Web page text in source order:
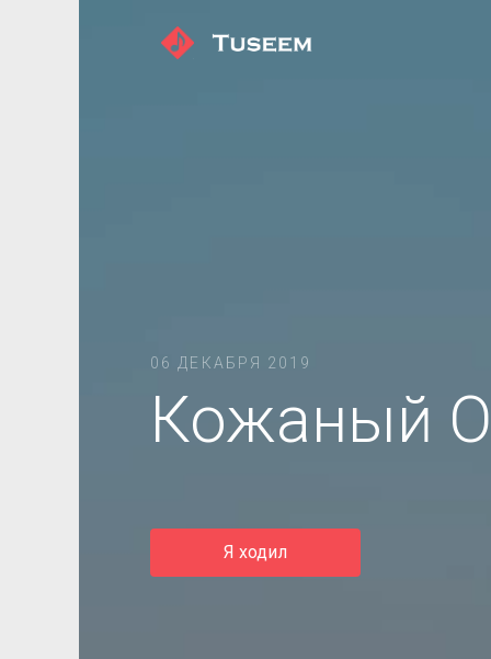
06 ДЕКАБРЯ 2019
Кожаный
Я ходил